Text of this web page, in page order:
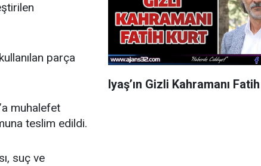
parça
muhalefet
teslim edildi.
suç ve
Iyaş’ın Gizli Kahramanı